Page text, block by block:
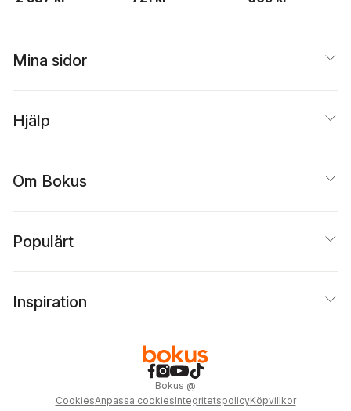
Mina sidor
Hjälp
Om Bokus
Populärt
Inspiration
Bokus @
CookiesAnpassa cookiesIntegritetspolicyKöpvillkor